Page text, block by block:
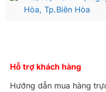
Hòa, Tp.Biên Hòa
Hỗ trợ khách hàng
Hướng dẫn mua hàng